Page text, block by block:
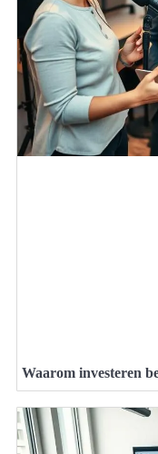
Waarom investeren